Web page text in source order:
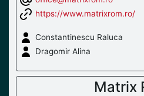
https://www.matrixrom.ro/
Constantinescu Raluca
Dragomir Alina
Matrix